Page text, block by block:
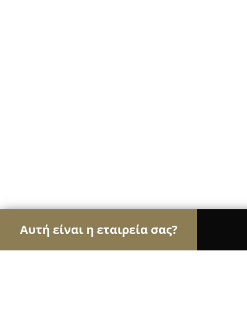
Αυτή είναι η εταιρεία σας?